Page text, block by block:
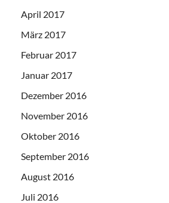
April 2017
März 2017
Februar 2017
Januar 2017
Dezember 2016
November 2016
Oktober 2016
September 2016
August 2016
Juli 2016